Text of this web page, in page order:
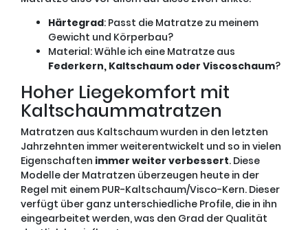
Härtegrad: Passt die Matratze zu meinem
Gewicht und Körperbau?
Material: Wähle ich eine Matratze aus
Federkern, Kaltschaum oder Viscoschaum?
Hoher Liegekomfort mit
Kaltschaummatratzen
Matratzen aus Kaltschaum wurden in den letzten
Jahrzehnten immer weiterentwickelt und so in vielen
Eigenschaften immer weiter verbessert. Diese
Modelle der Matratzen überzeugen heute in der
Regel mit einem PUR-Kaltschaum/Visco-Kern. Dieser
verfügt über ganz unterschiedliche Profile, die in ihn
eingearbeitet werden, was den Grad der Qualität